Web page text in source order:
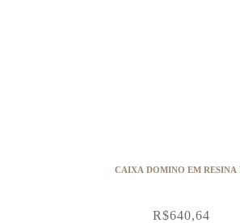
CAIXA DOMINO EM
R$640,64